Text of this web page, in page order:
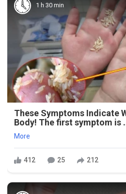
1 h 30 min
These Symptoms Indicate
Body! The first symptom is
More
412 25 212